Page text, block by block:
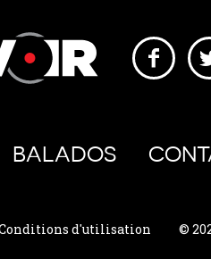
BALADOS
d'utilisation ©